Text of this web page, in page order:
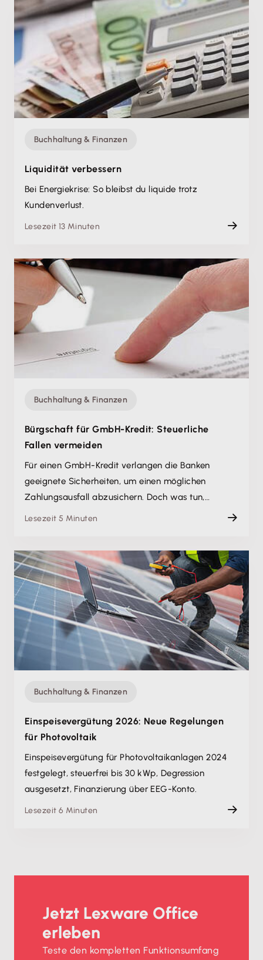
Buchhaltung & Finanzen
Liquidität verbessern
Bei Energiekrise: So bleibst du liquide trotz
Kundenverlust.
Lesezeit 13 Minuten
Buchhaltung & Finanzen
Bürgschaft für GmbH-Kredit: Steuerliche
Fallen vermeiden
Für einen GmbH-Kredit verlangen die Banken
geeignete Sicherheiten, um einen möglichen
Zahlungsausfall abzusichern. Doch was tun,…
Lesezeit 5 Minuten
Buchhaltung & Finanzen
Einspeisevergütung 2026: Neue Regelungen
für Photovoltaik
Einspeisevergütung für Photovoltaikanlagen 2024
festgelegt, steuerfrei bis 30 kWp, Degression
ausgesetzt, Finanzierung über EEG-Konto.
Lesezeit 6 Minuten
Jetzt Lexware Office
erleben
Teste den kompletten Funktionsumfang